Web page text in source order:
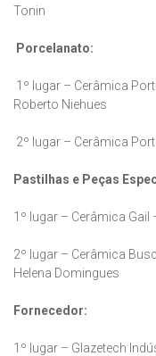
Tonin
Porcelanato:
1º lugar – Cerâmica
Roberto Niehues
2º lugar – Cerâmica
Pastilhas e Peças
1º lugar – Cerâmica Gail
2º lugar – Cerâmica
Helena Domingues
Fornecedor:
1º lugar – Glazetech